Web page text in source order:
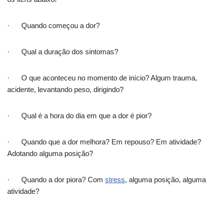
· Quando começou a dor?
· Qual a duração dos sintomas?
· O que aconteceu no momento de início? Algum trauma,
acidente, levantando peso, dirigindo?
· Qual é a hora do dia em que a dor é pior?
· Quando que a dor melhora? Em repouso? Em atividade?
Adotando alguma posição?
· Quando a dor piora? Com stress, alguma posição, alguma
atividade?